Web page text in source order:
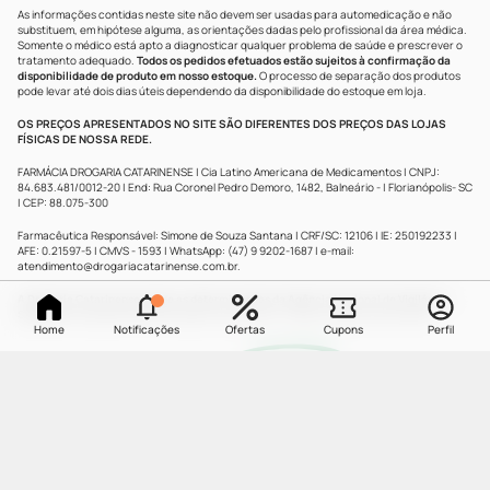
Home Notificações Ofertas Cupons Perfil
As informações contidas neste site não devem ser usadas para automedicação e não
substituem, em hipótese alguma, as orientações dadas pelo profissional da área médica.
Somente o médico está apto a diagnosticar qualquer problema de saúde e prescrever o
tratamento adequado. Todos os pedidos efetuados estão sujeitos à confirmação da
disponibilidade de produto em nosso estoque.O processo de separação dos produtos
pode levar até dois dias úteis dependendo da disponibilidade do estoque em loja.
OS PREÇOS APRESENTADOS NO SITE SÃO DIFERENTES DOS PREÇOS DAS LOJAS
FÍSICAS DE NOSSA REDE.
FARMÁCIA DROGARIA CATARINENSE | Cia Latino Americana de Medicamentos | CNPJ:
84.683.481/0012-20 | End: Rua Coronel Pedro Demoro, 1482, Balneário - | Florianópolis- SC
| CEP: 88.075-300
Farmacêutica Responsável: Simone de Souza Santana | CRF/SC: 12106 | IE: 250192233 |
AFE: 0.21597-5 | CMVS - 1593 | WhatsApp: (47) 9 9202-1687 | e-mail:
atendimento@drogariacatarinense.com.br.
A Drogaria Catarinense segue as determinações da Agência Nacional de Vigilância
Sanitária
| Copyright © 2025 Drogaria Catarinense - Todos os direitos reservados.